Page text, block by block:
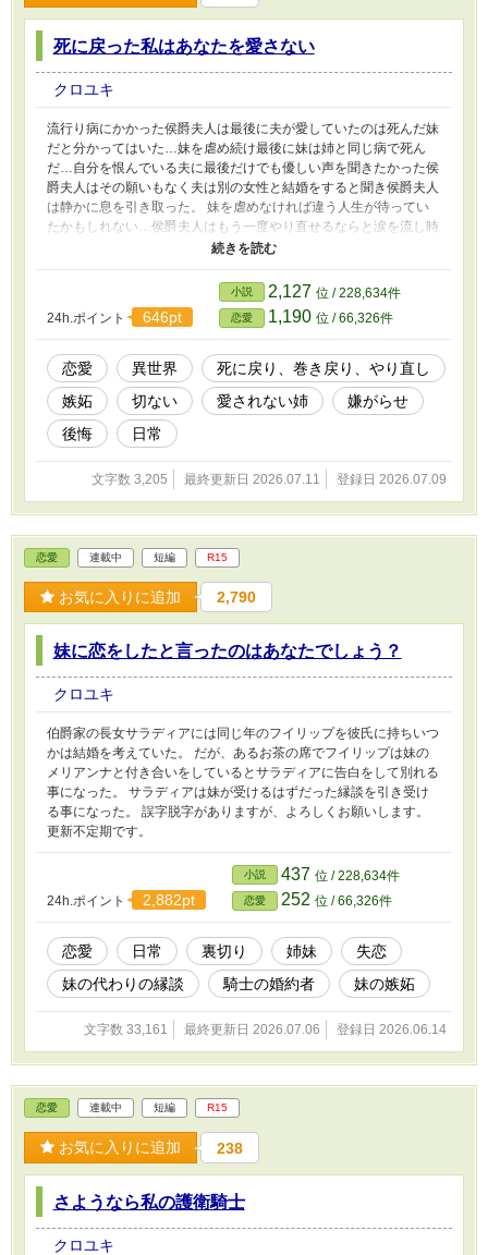
死に戻った私はあなたを愛さない
クロユキ
流行り病にかかった侯爵夫人は最後に夫が愛していたのは死んだ妹
だと分かってはいた…妹を虐め続け最後に妹は姉と同じ病で死ん
だ…自分を恨んでいる夫に最後だけでも優しい声を聞きたかった侯
爵夫人はその願いもなく夫は別の女性と結婚をすると聞き侯爵夫人
は静かに息を引き取った。 妹を虐めなければ違う人生が待ってい
たかもしれない…侯爵夫人はもう一度やり直せるならと涙を流し時
が巻き戻った。 誤字脱字がありますが、よろしくお願いします。
24h.ポイント 646pt
小説 2,127 位 / 228,634件
恋愛 1,190 位 / 66,326件
恋愛 異世界
死に戻り、巻き戻り、やり直し
嫉妬
切ない 愛されない姉
嫌がらせ
後悔
日常
文字数 3,205 最終更新日 2026.07.11 登録日 2026.07.09
恋愛 連載中 短編 R15
お気に入りに追加 2,790
妹に恋をしたと言ったのはあなたでしょう？
クロユキ
伯爵家の長女サラディアには同じ年のフイリップを彼氏に持ちいつ
かは結婚を考えていた。 だが、あるお茶の席でフイリップは妹の
メリアンナと付き合いをしているとサラディアに告白をして別れる
事になった。 サラディアは妹が受けるはずだった縁談を引き受け
る事になった。 誤字脱字がありますが、よろしくお願いします。
更新不定期です。
24h.ポイント 2,882pt
小説 437 位 / 228,634件
恋愛 252 位 / 66,326件
恋愛 日常 裏切り 姉妹
失恋
妹の代わりの縁談
騎士の婚約者 妹の嫉妬
文字数 33,161 最終更新日 2026.07.06 登録日 2026.06.14
恋愛 連載中 短編 R15
お気に入りに追加 238
さようなら私の護衛騎士
クロユキ